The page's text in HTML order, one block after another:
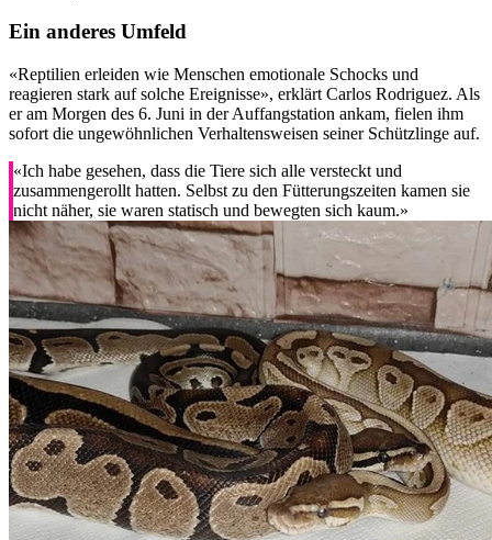
Ein anderes Umfeld
«Reptilien erleiden wie Menschen emotionale Schocks und
reagieren stark auf solche Ereignisse», erklärt Carlos Rodriguez. Als
er am Morgen des 6. Juni in der Auffangstation ankam, fielen ihm
sofort die ungewöhnlichen Verhaltensweisen seiner Schützlinge auf.
«Ich habe gesehen, dass die Tiere sich alle versteckt und
zusammengerollt hatten. Selbst zu den Fütterungszeiten kamen sie
nicht näher, sie waren statisch und bewegten sich kaum.»